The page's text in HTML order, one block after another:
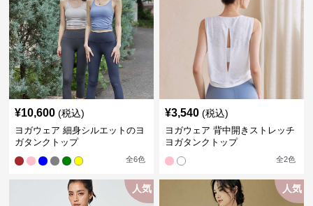
¥10,600 (税込)
ヨガウェア 細身シルエットのヨ
ガタンクトップ
全6色
¥3,540 (税込)
ヨガウェア 背中開きストレッチ
ヨガタンクトップ
全2色
人気 人気